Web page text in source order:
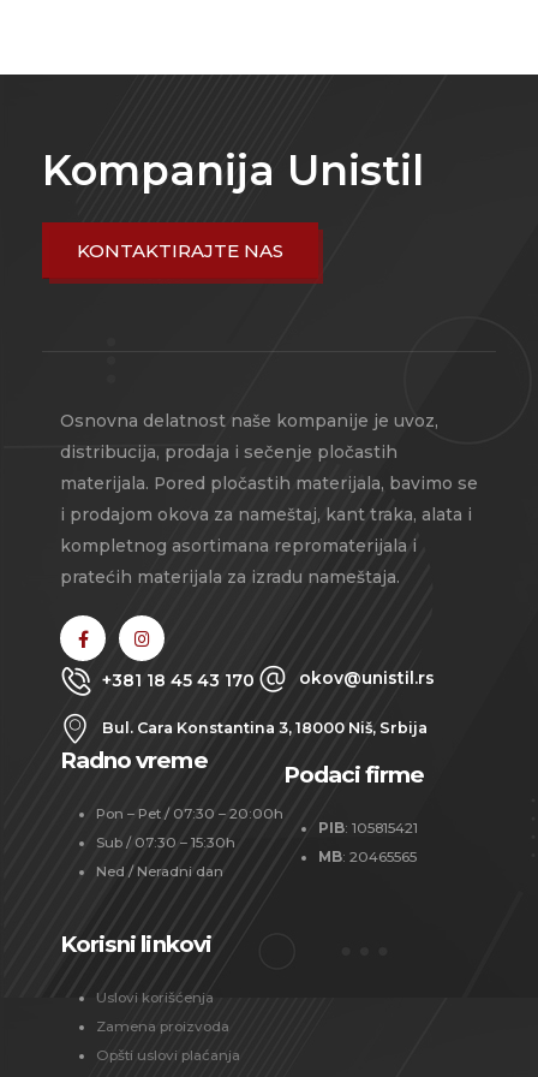
Kompanija Unistil
KONTAKTIRAJTE NAS
Osnovna delatnost naše kompanije je uvoz,
distribucija, prodaja i sečenje pločastih
materijala. Pored pločastih materijala, bavimo se
i prodajom okova za nameštaj, kant traka, alata i
kompletnog asortimana repromaterijala i
pratećih materijala za izradu nameštaja.
+381 18 45 43 170 okov@unistil.rs
Bul. Cara Konstantina 3, 18000 Niš, Srbija
Radno vreme
Pon – Pet / 07:30 – 20:00h
Sub / 07:30 – 15:30h
Ned / Neradni dan
Podaci firme
PIB: 105815421
MB: 20465565
Korisni linkovi
Uslovi korišćenja
Zamena proizvoda
Opšti uslovi plaćanja